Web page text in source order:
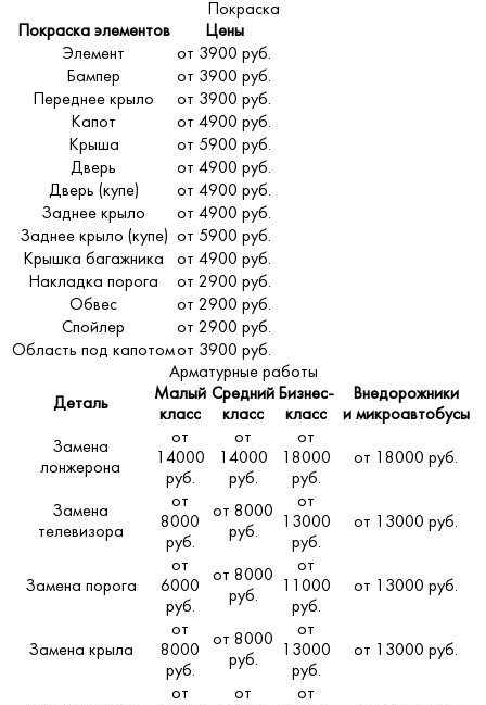
Покраска
Покраска элементов
Цены
Элемент
от 3900 руб.
Бампер
от 3900 руб.
Переднее крыло
от 3900 руб.
Капот
от 4900 руб.
Крыша
от 5900 руб.
Дверь
от 4900 руб.
Дверь (купе)
от 4900 руб.
Заднее крыло
от 4900 руб.
Заднее крыло (купе) от 5900 руб.
Крышка багажника
от 4900 руб.
Накладка порога
от 2900 руб.
Обвес
от 2900 руб.
Спойлер
от 2900 руб.
Область под капотомот 3900 руб.
Арматурные работы
Деталь
Малый
класс
Средний
класс
Бизнес-
класс
Внедорожники
и микроавтобусы
Замена
лонжерона
от
14000
руб.
от
14000
руб.
от
18000
руб.
от 18000 руб.
Замена
телевизора
от
8000
руб.
от 8000
руб.
от
13000
руб.
от 13000 руб.
Замена порога
от
6000
руб.
от 8000
руб.
от
11000
руб.
от 13000 руб.
Замена крыла
от
8000
руб.
от 8000
руб.
от
13000
руб.
от 13000 руб.
от
от
от